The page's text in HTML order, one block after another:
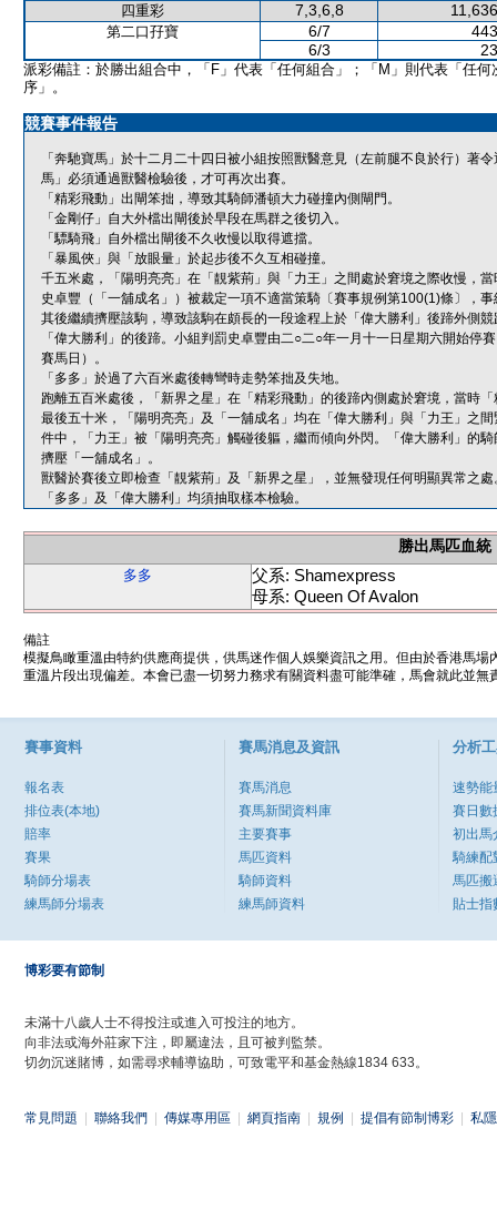
四重彩 7,3,6,8
第二口孖寶 6/7
6/3
派彩備註：於勝出組合中，「F」代表「任何組合」；「M」則代表「任何
序」。
競賽事件報告
「奔馳寶馬」於十二月二十四日被小組按照獸醫意見（左前腿不良於行）著
馬」必須通過獸醫檢驗後，才可再次出賽。
「精彩飛動」出閘笨拙，導致其騎師潘頓大力碰撞內側閘門。
「金剛仔」自大外檔出閘後於早段在馬群之後切入。
「驃騎飛」自外檔出閘後不久收慢以取得遮擋。
「暴風俠」與「放眼量」於起步後不久互相碰撞。
千五米處，「陽明亮亮」在「靚紫荊」與「力王」之間處於窘境之際收慢，
史卓豐（「一舖成名」）被裁定一項不適當策騎〔賽事規例第100(1)條〕，
其後繼續擠壓該駒，導致該駒在頗長的一段途程上於「偉大勝利」後蹄外側
「偉大勝利」的後蹄。小組判罰史卓豐由二○二○年一月十一日星期六開始
賽馬日）。
「多多」於過了六百米處後轉彎時走勢笨拙及失地。
跑離五百米處後，「新界之星」在「精彩飛動」的後蹄內側處於窘境，當時
最後五十米，「陽明亮亮」及「一舖成名」均在「偉大勝利」與「力王」之
件中，「力王」被「陽明亮亮」觸碰後軀，繼而傾向外閃。「偉大勝利」的
擠壓「一舖成名」。
獸醫於賽後立即檢查「靚紫荊」及「新界之星」，並無發現任何明顯異常之處
「多多」及「偉大勝利」均須抽取樣本檢驗。
勝出馬匹血統
多多
父系: Shamexpress
母系: Queen Of Avalon
備註
模擬鳥瞰重溫由特約供應商提供，供馬迷作個人娛樂資訊之用。但由於香港馬
重溫片段出現偏差。本會已盡一切努力務求有關資料盡可能準確，馬會就此並
賽事資料
報名表
排位表(本地)
賠率
賽果
騎師分場表
練馬師分場表
賽馬消息及資訊
賽馬消息
賽馬新聞資料庫
主要賽事
馬匹資料
騎師資料
練馬師資料
分析
速勢能
賽日數
初出馬
騎練配
馬匹搬
貼士指
博彩要有節制
未滿十八歲人士不得投注或進入可投注的地方。
向非法或海外莊家下注，即屬違法，且可被判監禁。
切勿沉迷賭博，如需尋求輔導協助，可致電平和基金熱線1834 633。
常見問題 聯絡我們 傳媒專用區 網頁指南 規例 提倡有節制博彩 私